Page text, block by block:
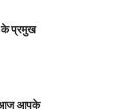
प्रमुख
आज आपके